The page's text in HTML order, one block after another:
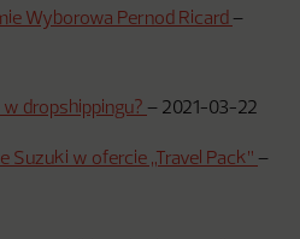
Wyborowa Pernod Ricard –
w dropshippingu? – 2021-03-22
Suzuki w ofercie „Travel Pack” –